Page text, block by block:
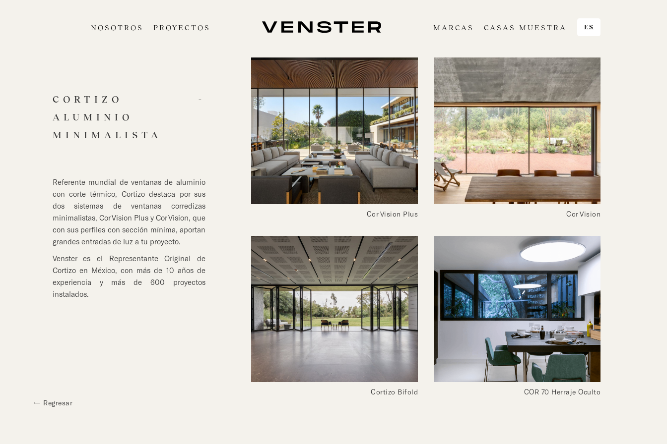
NOSOTROS PROYECTOS MARCAS CASAS MUESTRA ES
CORTIZO -
ALUMINIO
MINIMALISTA
Referente mundial de ventanas de aluminio
con corte térmico, Cortizo destaca por sus
dos sistemas de ventanas corredizas
minimalistas, Cor Vision Plus y Cor Vision, que
con sus perfiles con sección mínima, aportan
grandes entradas de luz a tu proyecto.
Venster es el Representante Original de
Cortizo en México, con más de 10 años de
experiencia y más de 600 proyectos
instalados.
Cor Vision Plus Cor Vision
Cortizo Bifold
COR 70 Herraje Oculto
← Regresar